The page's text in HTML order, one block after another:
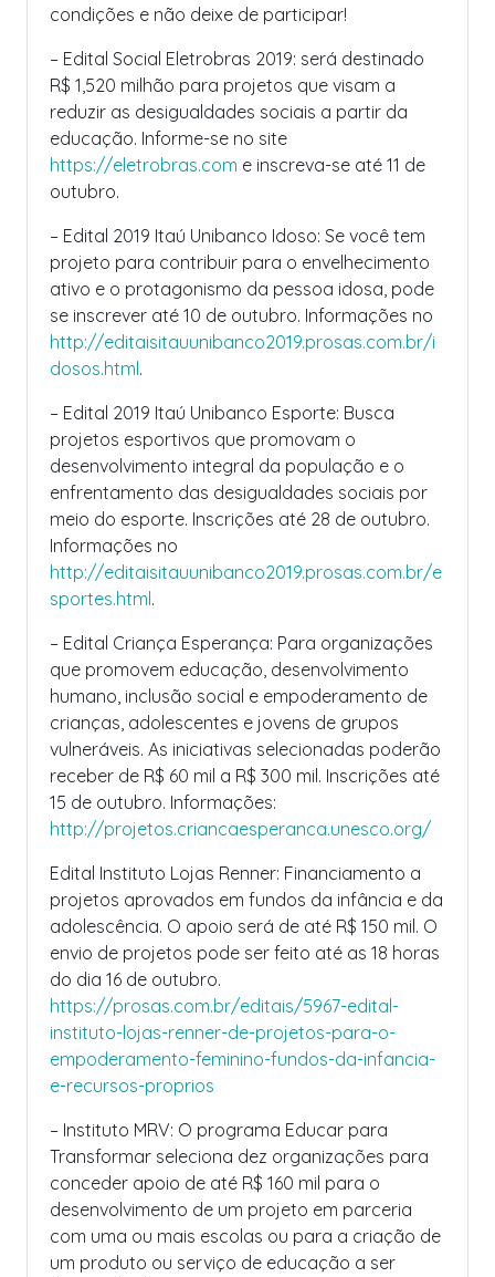
condições e não deixe de participar!
– Edital Social Eletrobras 2019: será destinado
R$ 1,520 milhão para projetos que visam a
reduzir as desigualdades sociais a partir da
educação. Informe-se no site
https://eletrobras.com e inscreva-se até 11 de
outubro.
– Edital 2019 Itaú Unibanco Idoso: Se você tem
projeto para contribuir para o envelhecimento
ativo e o protagonismo da pessoa idosa, pode
se inscrever até 10 de outubro. Informações no
http://editaisitauunibanco2019.prosas.com.br/i
dosos.html.
– Edital 2019 Itaú Unibanco Esporte: Busca
projetos esportivos que promovam o
desenvolvimento integral da população e o
enfrentamento das desigualdades sociais por
meio do esporte. Inscrições até 28 de outubro.
Informações no
http://editaisitauunibanco2019.prosas.com.br/e
sportes.html.
– Edital Criança Esperança: Para organizações
que promovem educação, desenvolvimento
humano, inclusão social e empoderamento de
crianças, adolescentes e jovens de grupos
vulneráveis. As iniciativas selecionadas poderão
receber de R$ 60 mil a R$ 300 mil. Inscrições até
15 de outubro. Informações:
http://projetos.criancaesperanca.unesco.org/
Edital Instituto Lojas Renner: Financiamento a
projetos aprovados em fundos da infância e da
adolescência. O apoio será de até R$ 150 mil. O
envio de projetos pode ser feito até as 18 horas
do dia 16 de outubro.
https://prosas.com.br/editais/5967-edital-
instituto-lojas-renner-de-projetos-para-o-
empoderamento-feminino-fundos-da-infancia-
e-recursos-proprios
– Instituto MRV: O programa Educar para
Transformar seleciona dez organizações para
conceder apoio de até R$ 160 mil para o
desenvolvimento de um projeto em parceria
com uma ou mais escolas ou para a criação de
um produto ou serviço de educação a ser